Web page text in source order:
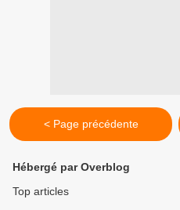
< Page précédente
Hébergé par Overblog
Top articles